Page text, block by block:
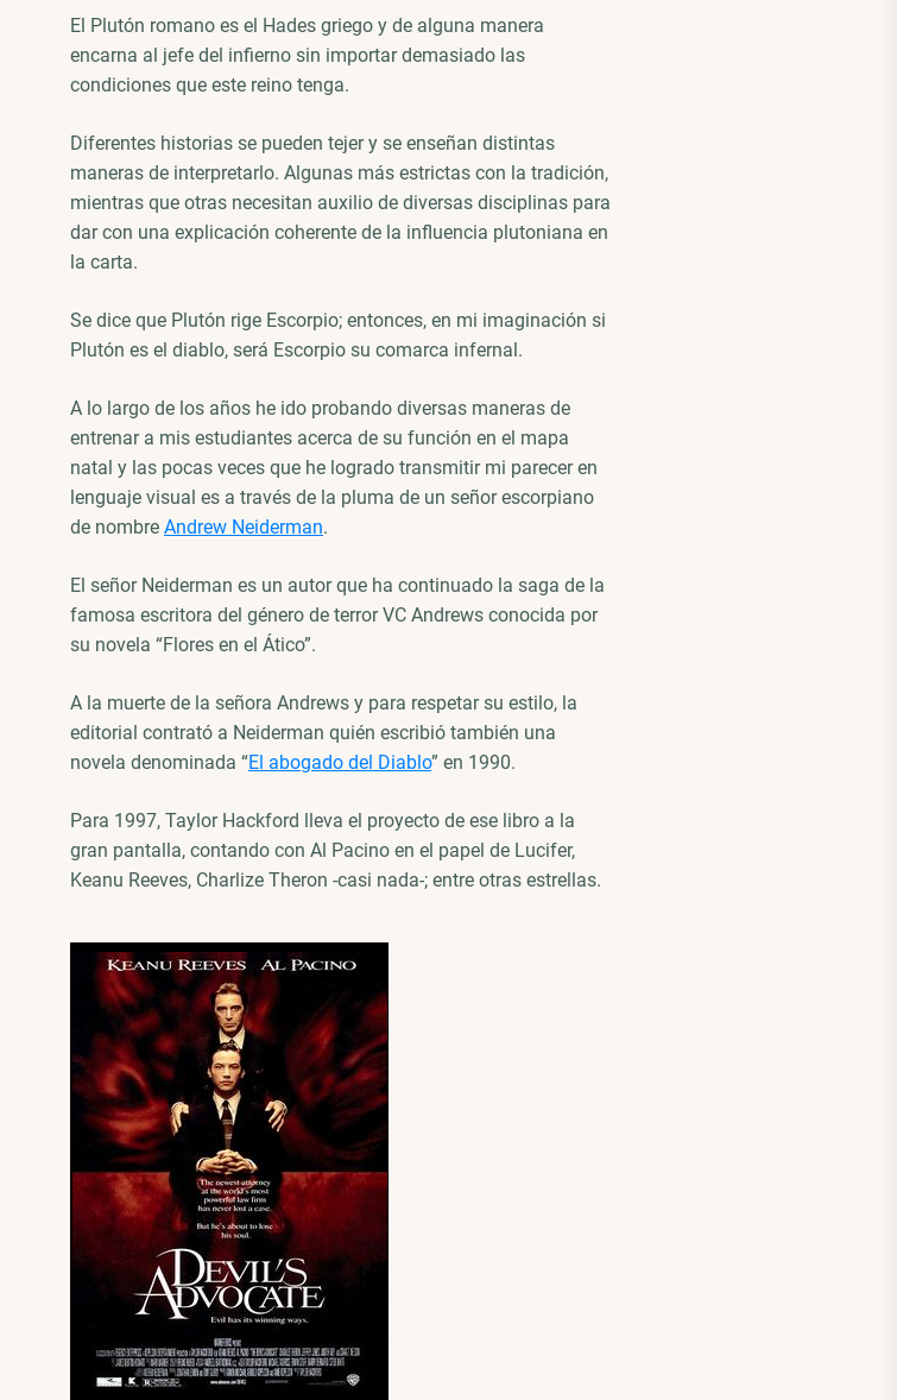
El Plutón romano es el Hades griego y de alguna manera
encarna al jefe del infierno sin importar demasiado las
condiciones que este reino tenga.
Diferentes historias se pueden tejer y se enseñan distintas
maneras de interpretarlo. Algunas más estrictas con la tradición,
mientras que otras necesitan auxilio de diversas disciplinas para
dar con una explicación coherente de la influencia plutoniana en
la carta.
Se dice que Plutón rige Escorpio; entonces, en mi imaginación si
Plutón es el diablo, será Escorpio su comarca infernal.
A lo largo de los años he ido probando diversas maneras de
entrenar a mis estudiantes acerca de su función en el mapa
natal y las pocas veces que he logrado transmitir mi parecer en
lenguaje visual es a través de la pluma de un señor escorpiano
de nombre Andrew Neiderman.
El señor Neiderman es un autor que ha continuado la saga de la
famosa escritora del género de terror VC Andrews conocida por
su novela “Flores en el Ático”.
A la muerte de la señora Andrews y para respetar su estilo, la
editorial contrató a Neiderman quién escribió también una
novela denominada “El abogado del Diablo” en 1990.
Para 1997, Taylor Hackford lleva el proyecto de ese libro a la
gran pantalla, contando con Al Pacino en el papel de Lucifer,
Keanu Reeves, Charlize Theron -casi nada-; entre otras estrellas.